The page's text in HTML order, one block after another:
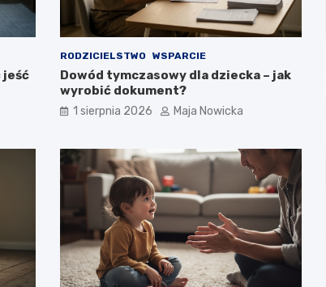
jeść
RODZICIELSTWO WSPARCIE
Dowód tymczasowy dla dziecka – jak
wyrobić dokument?
1 sierpnia 2026 Maja Nowicka